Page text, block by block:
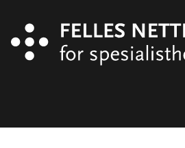
Organisasjon